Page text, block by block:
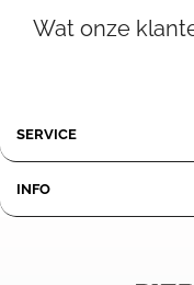
tot
Wat onze
SERVICE
INFO